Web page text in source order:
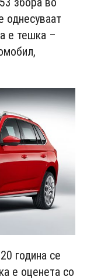
однесуваат
е тешка –
година се
е оценета со